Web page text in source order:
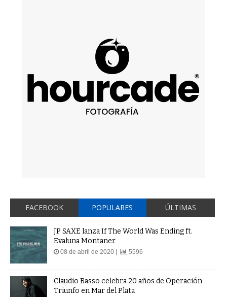
FACEBOOK POPULARES ÚLTIMAS
JP SAXE lanza If The World Was Ending ft.
Evaluna Montaner
08 de abril de 2020 | 5596
Claudio Basso celebra 20 años de Operación
Triunfo en Mar del Plata